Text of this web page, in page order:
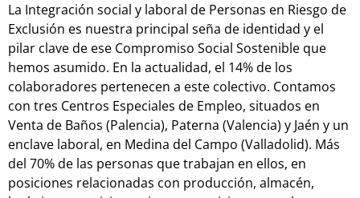
La Integración social y laboral de Personas en Riesgo de
Exclusión es nuestra principal seña de identidad y el
pilar clave de ese Compromiso Social Sostenible que
hemos asumido. En la actualidad, el 14% de los
colaboradores pertenecen a este colectivo. Contamos
con tres Centros Especiales de Empleo, situados en
Venta de Baños (Palencia), Paterna (Valencia) y Jaén y un
enclave laboral, en Medina del Campo (Valladolid). Más
del 70% de las personas que trabajan en ellos, en
posiciones relacionadas con producción, almacén,